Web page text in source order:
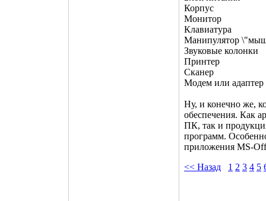
Корпус
Монитор
Клавиатура
Манипулятор
Звуковые колонки
Принтер
Сканер
Модем или
Ну, и конечно же,
обеспечения. Как
ПК, так и
программ.
приложения MS-
<< Назад
1 2 3 4 5